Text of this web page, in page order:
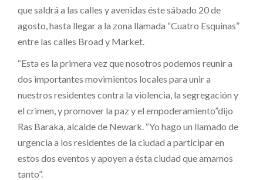
que saldrá a las calles y avenidas éste sábado 20 de
agosto, hasta llegar a la zona llamada “Cuatro Esquinas”
entre las calles Broad y Market.
“Esta es la primera vez que nosotros podemos reunir a
dos importantes movimientos locales para unir a
nuestros residentes contra la violencia, la segregación y
el crimen, y promover la paz y el empoderamiento”dijo
Ras Baraka, alcalde de Newark. “Yo hago un llamado de
urgencia a los residentes de la ciudad a participar en
estos dos eventos y apoyen a ésta ciudad que amamos
tanto”.